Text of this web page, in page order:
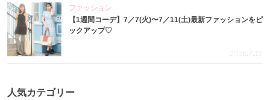
ファッション
【1週間コーデ】7／7(火)〜7／11(土)最新ファッションをピ
ックアップ♡
2026.7.15
人気カテゴリー